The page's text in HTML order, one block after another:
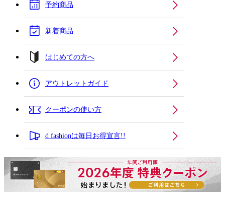
予約商品
新着商品
はじめての方へ
アウトレットガイド
クーポンの使い方
d fashionは毎日お得宣言!!